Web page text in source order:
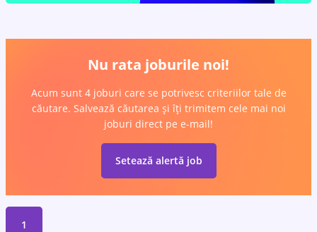
Nu rata joburile noi!
Acum sunt 4 joburi care se potrivesc criteriilor tale de
căutare. Salvează căutarea și îți trimitem cele mai noi
joburi direct pe e-mail!
Setează alertă job
1